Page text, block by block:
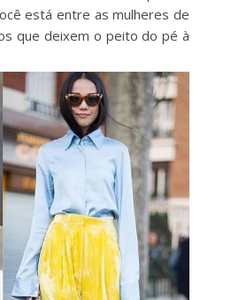
está entre as mulheres de
que deixem o peito do pé à